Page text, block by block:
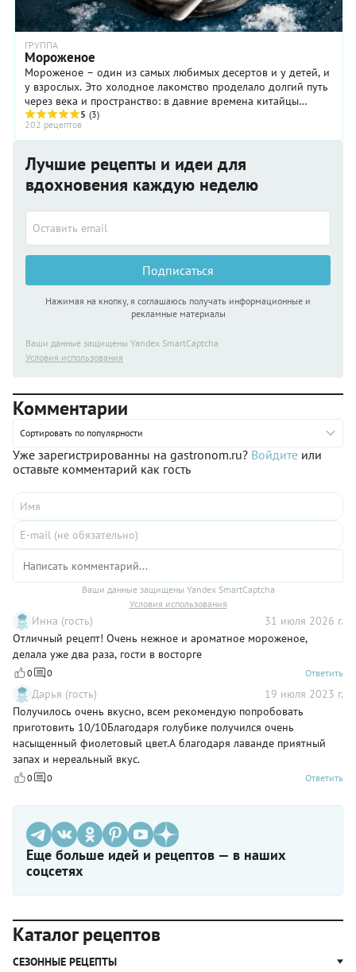
ГРУППА
Мороженое
Мороженое – один из самых любимых десертов и у детей, и
у взрослых. Это холодное лакомство проделало долгий путь
через века и пространство: в давние времена китайцы
передали секрет приготовления ...
5 (3)
202 рецептов
Лучшие рецепты и идеи для
вдохновения каждую неделю
Подписаться
Нажимая на кнопку, я соглашаюсь получать информационные и
рекламные материалы
Ваши данные защищены Yandex SmartCaptcha
Условия использования
Комментарии
Сортировать по популярности
Уже зарегистрированны на gastronom.ru? Войдите или
оставьте комментарий как гость
Ваши данные защищены Yandex SmartCaptcha
Условия использования
Инна (гость)
31 июля 2026 г.
Отличный рецепт! Очень нежное и ароматное мороженое,
делала уже два раза, гости в восторге
0 0 Ответить
Дарья (гость)
19 июля 2023 г.
Получилось очень вкусно, всем рекомендую попробовать
приготовить 10/10Благодаря голубике получился очень
насыщенный фиолетовый цвет.А благодаря лаванде приятный
запах и нереальный вкус.
0 0 Ответить
Еще больше идей и рецептов — в наших
соцсетях
Каталог рецептов
СЕЗОННЫЕ РЕЦЕПТЫ